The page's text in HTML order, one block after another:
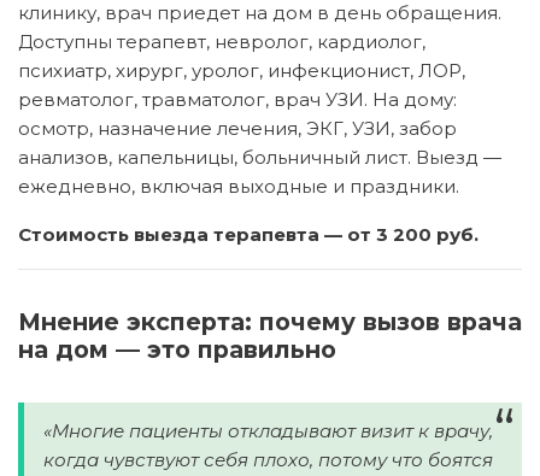
клинику, врач приедет на дом в день обращения.
Доступны терапевт, невролог, кардиолог,
психиатр, хирург, уролог, инфекционист, ЛОР,
ревматолог, травматолог, врач УЗИ. На дому:
осмотр, назначение лечения, ЭКГ, УЗИ, забор
анализов, капельницы, больничный лист. Выезд —
ежедневно, включая выходные и праздники.
Стоимость выезда терапевта — от 3 200 руб.
Мнение эксперта: почему вызов врача
на дом — это правильно
«Многие пациенты откладывают визит к врачу,
когда чувствуют себя плохо, потому что боятся